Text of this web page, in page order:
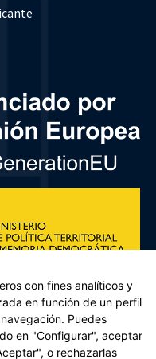
con fines analíticos y
en función de un perfil
Puedes
en "Configurar", aceptar
o rechazarlas